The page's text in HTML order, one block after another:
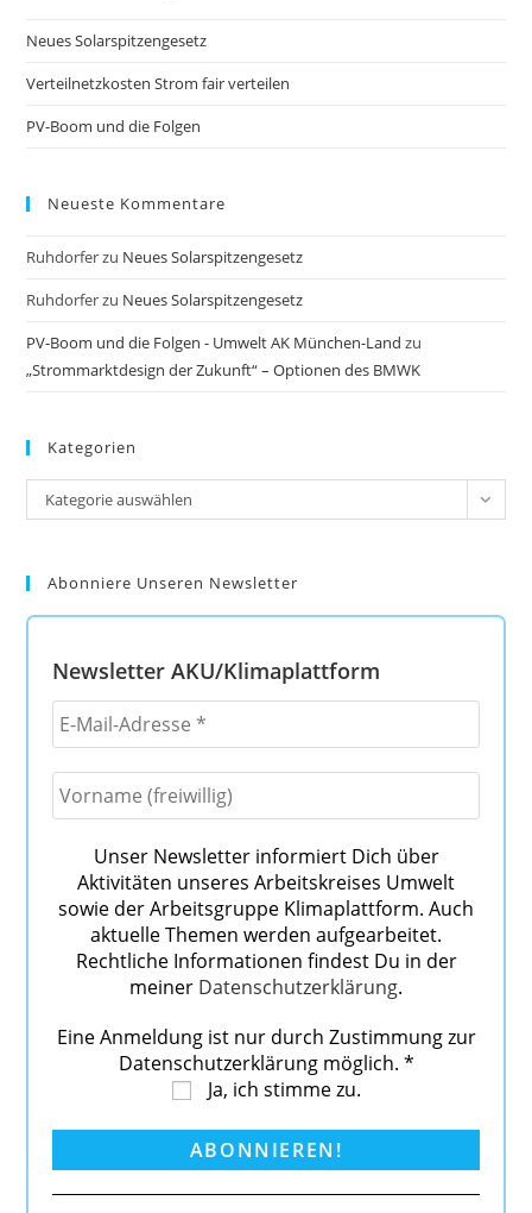
Neues Solarspitzengesetz
Verteilnetzkosten Strom fair verteilen
PV-Boom und die Folgen
Neueste Kommentare
Ruhdorferzu Neues Solarspitzengesetz
Ruhdorferzu Neues Solarspitzengesetz
PV-Boom und die Folgen - Umwelt AK München-Land zu
„Strommarktdesign der Zukunft“ – Optionen des BMWK
Kategorien
Kategorien
Kategorie auswählen
Abonniere Unseren Newsletter
Newsletter AKU/Klimaplattform
Unser Newsletter informiert Dich über
Aktivitäten unseres Arbeitskreises Umwelt
sowie der Arbeitsgruppe Klimaplattform. Auch
aktuelle Themen werden aufgearbeitet.
Rechtliche Informationen findest Du in der
meiner Datenschutzerklärung.
Eine Anmeldung ist nur durch Zustimmung zur
Datenschutzerklärung möglich. *
Ja, ich stimme zu.